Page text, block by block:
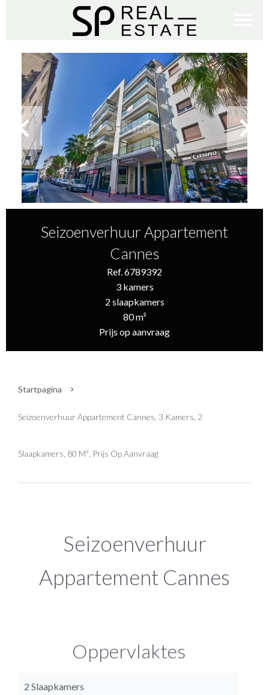
Seizoenverhuur Appartement
Cannes
Ref. 6789392
3 kamers
2 slaapkamers
80 m²
Prijs op aanvraag
Startpagina
Seizoenverhuur Appartement Cannes, 3 Kamers, 2
Slaapkamers, 80 M², Prijs Op Aanvraag
Seizoenverhuur
Appartement Cannes
Oppervlaktes
2 Slaapkamers